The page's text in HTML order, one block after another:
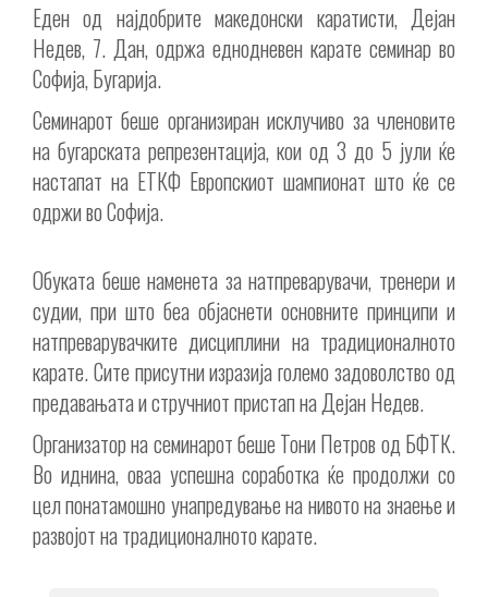
Еден од најдобрите македонски каратисти, Дејан
Недев, 7. Дан, одржа еднодневен карате семинар во
Софија, Бугарија.
Семинарот беше организиран исклучиво за членовите
на бугарската репрезентација, кои од 3 до 5 јули ќе
настапат на ЕТКФ Европскиот шампионат што ќе се
одржи во Софија.
Обуката беше наменета за натпреварувачи, тренери и
судии, при што беа објаснети основните принципи и
натпреварувачките дисциплини на традиционалното
карате. Сите присутни изразија големо задоволство од
предавањата и стручниот пристап на Дејан Недев.
Организатор на семинарот беше Тони Петров од БФТК.
Во иднина, оваа успешна соработка ќе продолжи со
цел понатамошно унапредување на нивото на знаење и
развојот на традиционалното карате.